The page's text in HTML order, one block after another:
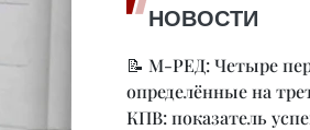
НОВОСТИ
📝 М-РЕД: Четыре
определённые на
КПВ: показатель